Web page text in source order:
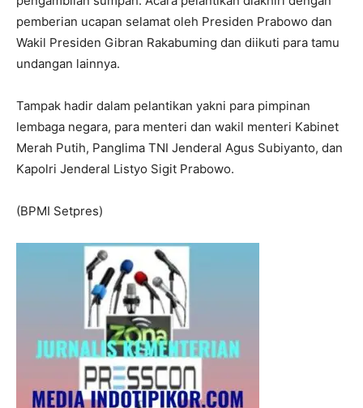
I WANT IN
pemberian ucapan selamat oleh Presiden Prabowo dan
Wakil Presiden Gibran Rakabuming dan diikuti para tamu
undangan lainnya.
Tampak hadir dalam pelantikan yakni para pimpinan
lembaga negara, para menteri dan wakil menteri Kabinet
Merah Putih, Panglima TNI Jenderal Agus Subiyanto, dan
Kapolri Jenderal Listyo Sigit Prabowo.
(BPMI Setpres)